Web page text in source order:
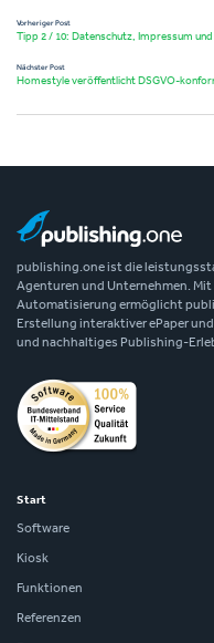
Vorheriger Post
Tipp 2 / 10: Datenschutz, Impressum
Nächster Post
Homestyle veröffentlicht DSGVO-
publishing.one ist die
Agenturen und Unternehmen.
Automatisierung ermöglicht
Erstellung interaktiver ePaper
und nachhaltiges Publishing-
Start
Software
Kiosk
Funktionen
Referenzen